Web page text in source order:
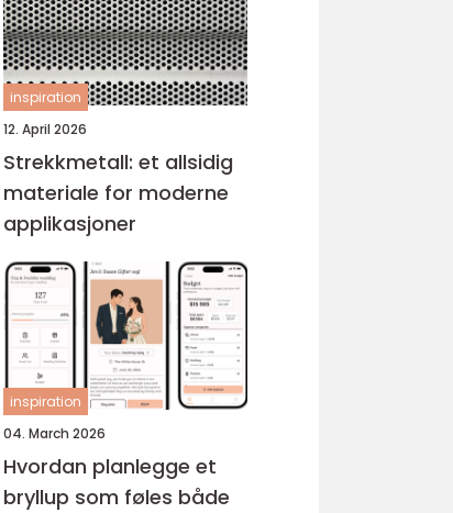
inspiration
12. April 2026
Strekkmetall: et allsidig
materiale for moderne
applikasjoner
inspiration
04. March 2026
Hvordan planlegge et
bryllup som føles både